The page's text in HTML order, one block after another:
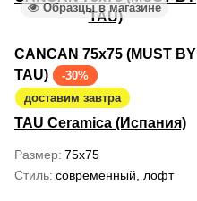
Образцы в магазине
CANCAN 75x75 (MUST BY
TAU)
-30%
доставим завтра
TAU Ceramica (Испания)
Размер 75x75
Стиль современный, лофт